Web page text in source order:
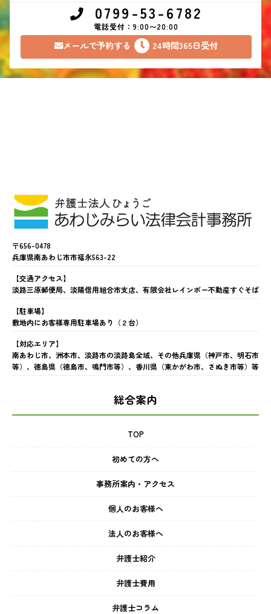
0799-53-6782
電話受付：9:00〜20:00
メールで予約する 24時間365日受付
〒656-0478
兵庫県南あわじ市市福永563-22
【交通アクセス】
淡路三原郵便局、淡陽信用組合市支店、有限会社レインボー不動産すぐそば
【駐車場】
敷地内にお客様専用駐車場あり（２台）
【対応エリア】
南あわじ市、洲本市、淡路市の淡路島全域、その他兵庫県（神戸市、明石市
等）、徳島県（徳島市、鳴門市等）、香川県（東かがわ市、さぬき市等）等
総合案内
TOP
初めての方へ
事務所案内・アクセス
個人のお客様へ
法人のお客様へ
弁護士紹介
弁護士費用
弁護士コラム